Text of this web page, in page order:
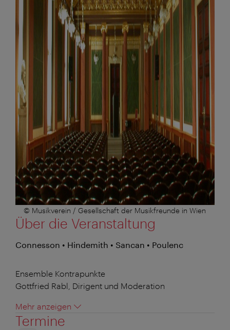
© Musikverein / Gesellschaft der Musikfreunde in Wien
Über die Veranstaltung
Connesson • Hindemith • Sancan • Poulenc
Ensemble Kontrapunkte
Gottfried Rabl, Dirigent und Moderation
Mehr anzeigen
Termine